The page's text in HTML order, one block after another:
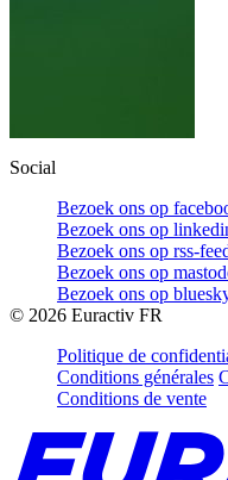
Social
Bezoek ons op
Bezoek ons op
Bezoek ons op rss-
Bezoek ons op
Bezoek ons op
© 2026 Euractiv FR
Politique de
Conditions générales
Conditions de vente